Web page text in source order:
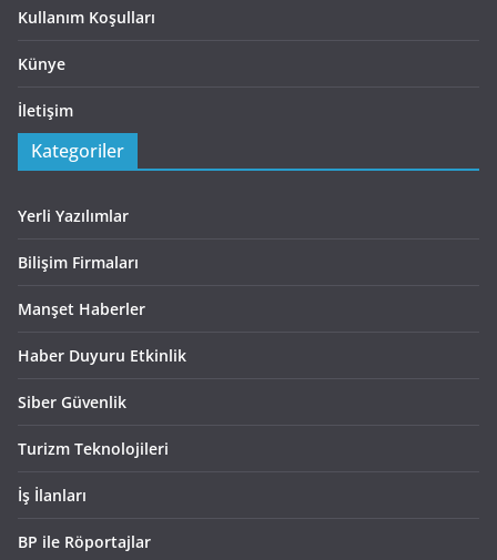
Kullanım Koşulları
Künye
İletişim
Kategoriler
Yerli Yazılımlar
Bilişim Firmaları
Manşet Haberler
Haber Duyuru Etkinlik
Siber Güvenlik
Turizm Teknolojileri
İş İlanları
BP ile Röportajlar